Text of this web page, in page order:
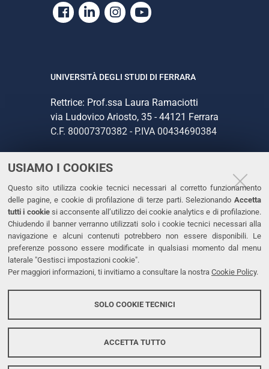
USIAMO I COOKIES
Questo sito utilizza cookie tecnici necessari al corretto funzionamento
delle pagine, e cookie di profilazione di terze parti. Selezionando Accetta
tutti i cookiesi acconsente all’utilizzo dei cookie analytics e di profilazione.
Chiudendo il banner verranno utilizzati solo i cookie tecnici necessari alla
navigazione e alcuni contenuti potrebbero non essere disponibili. Le
preferenze possono essere modificate in qualsiasi momento dal menu
laterale "Gestisci impostazioni cookie".
Per maggiori informazioni, ti invitiamo a consultare la nostra Cookie Policy.
SOLO COOKIE TECNICI
ACCETTA TUTTO
Facebook
LinkedinInstagram
Youtube
UNIVERSITÀ DEGLI STUDI DI FERRARA
Rettrice: Prof.ssa Laura Ramaciotti
via Ludovico Ariosto, 35 - 44121 Ferrara
C.F. 80007370382 - P.IVA 00434690384
CONTATTI
Tel. +39 0532 293111
Fax. +39 0532 293031
PEC
LINKS
Dichiarazione di accessibilità
Protezione dati personali